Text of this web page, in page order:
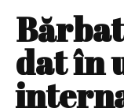
dat în